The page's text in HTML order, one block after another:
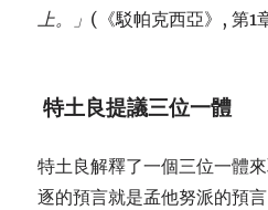
上。」 (《駁帕克西亞》, 第1
特土良提議三位一體
特土良解釋了一個三位一體
逐的預言就是孟他努派的預